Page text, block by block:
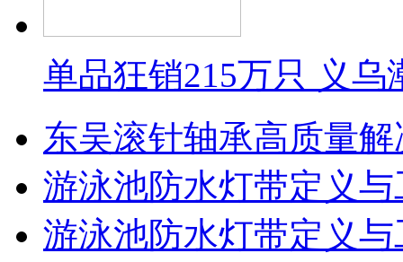
单品狂销215万只 义
东吴滚针轴承高质量
游泳池防水灯带定义
游泳池防水灯带定义